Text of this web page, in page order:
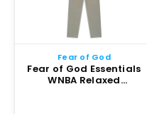
Fear of God
Fear of God Essentials
WNBA Relaxed